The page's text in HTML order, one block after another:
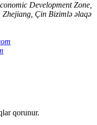
Development Zone,
Zhejiang, Çin Bizimlə əlaqə
qorunur.